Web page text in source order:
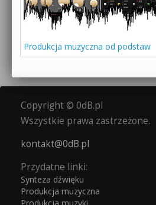
Produkcja muzyczna od podstaw
Copyright © 0dB.pl
Wszystkie prawa zastrzeżone.
kontakt@0dB.pl
Przydatne linki:
Synteza dźwięku
Produkcja muzyczna